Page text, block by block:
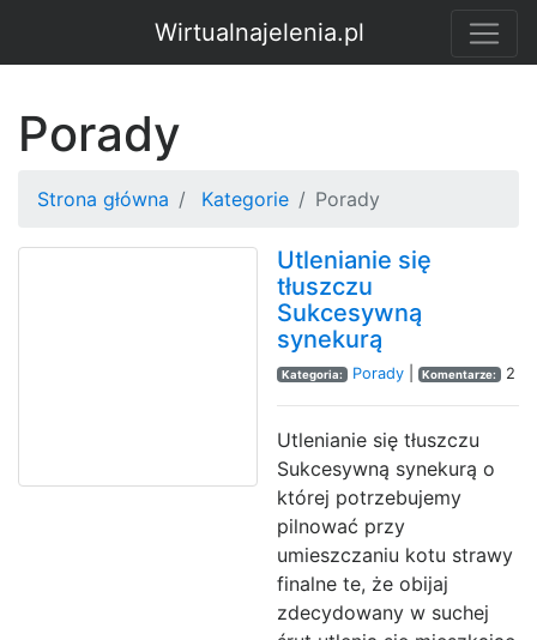
Wirtualnajelenia.pl
Porady
Strona główna Kategorie Porady
Utlenianie się
tłuszczu
Sukcesywną
synekurą
Kategoria: Porady| Komentarze: 2
Utlenianie się tłuszczu
Sukcesywną synekurą o
której potrzebujemy
pilnować przy
umieszczaniu kotu strawy
finalne te, że obijaj
zdecydowany w suchej